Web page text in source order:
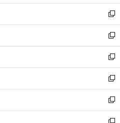
ウ
で
開
く
ン
ド
ウ
で
開
く
ウ
ィ
ン
ド
ウ
で
開
く
し
い
ウ
ィ
ン
ド
ウ
で
開
く
新
し
い
ウ
ィ
ン
ド
ウ
で
開
く
新
し
い
ウ
ィ
ン
ド
ウ
新
し
い
ウ
ィ
ン
新
し
い
ウ
新
し